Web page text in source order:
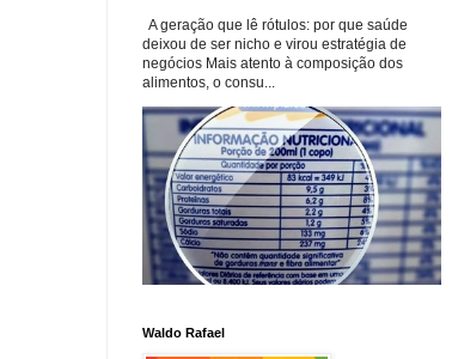
A geração que lê rótulos: por que saúde
deixou de ser nicho e virou estratégia de
negócios Mais atento à composição dos
alimentos, o consu...
Waldo Rafael